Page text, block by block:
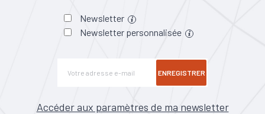
Newsletter
Newsletter personnalisée
ENREGISTRER
Accéder aux paramètres de ma newsletter